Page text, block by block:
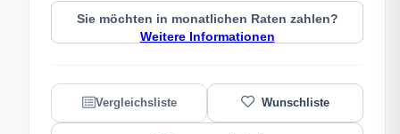
Sie möchten in monatlichen Raten zahlen?
Weitere Informationen